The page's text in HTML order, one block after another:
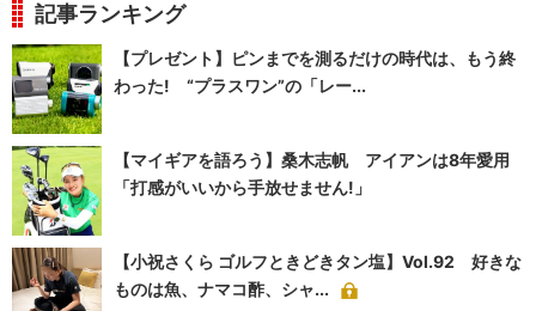
記事ランキング
【プレゼント】ピンまでを測るだけの時代は、もう終
わった! “プラスワン”の「レー...
【マイギアを語ろう】桑木志帆 アイアンは8年愛用
「打感がいいから手放せません!」
【小祝さくら ゴルフときどきタン塩】Vol.92 好きな
ものは魚、ナマコ酢、シャ...